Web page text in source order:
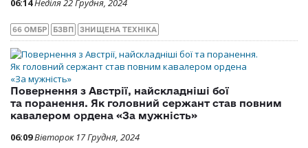
06:14Неділя 22 Грудня, 2024
66 ОМБР БЗВП ЗНИЩЕНА ТЕХНІКА
Повернення з Австрії, найскладніші бої
та поранення. Як головний сержант став повним
кавалером ордена «За мужність»
06:09Вівторок 17 Грудня, 2024